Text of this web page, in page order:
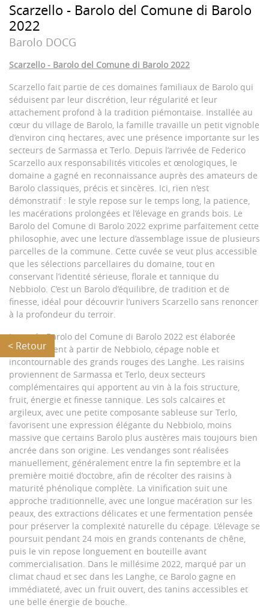
< Retour
Scarzello - Barolo del Comune di Barolo
2022
Barolo DOCG
Scarzello - Barolo del Comune di Barolo 2022
Scarzello fait partie de ces domaines familiaux de Barolo qui
séduisent par leur discrétion, leur régularité et leur
attachement profond à la tradition piémontaise. Installée au
cœur du village de Barolo, la famille travaille un petit vignoble
d’environ cinq hectares, avec une présence importante sur les
secteurs de Sarmassa et Terlo. Depuis l’arrivée de Federico
Scarzello aux responsabilités viticoles et œnologiques, le
domaine a gagné en reconnaissance auprès des amateurs de
Barolo classiques, précis et sincères. Ici, rien n’est
démonstratif : le style repose sur le temps long, la patience,
les macérations prolongées et l’élevage en grands bois. Le
Barolo del Comune di Barolo 2022 exprime parfaitement cette
philosophie, avec une lecture d’assemblage issue de plusieurs
parcelles de la commune. Cette cuvée se veut plus accessible
que les sélections parcellaires du domaine, tout en
conservant l’identité sérieuse, florale et tannique du
Nebbiolo. C’est un Barolo d’équilibre, de tradition et de
finesse, idéal pour découvrir l’univers Scarzello sans renoncer
à la profondeur du terroir.
La cuvée Barolo del Comune di Barolo 2022 est élaborée
exclusivement à partir de Nebbiolo, cépage noble et
incontournable des grands rouges des Langhe. Les raisins
proviennent de Sarmassa et Terlo, deux secteurs
complémentaires qui apportent au vin à la fois structure,
fruit, énergie et finesse tannique. Les sols calcaires et
argileux, avec une petite composante sableuse sur Terlo,
favorisent une expression élégante du Nebbiolo, moins
massive que certains Barolo plus austères mais toujours bien
ancrée dans son origine. Les vendanges sont réalisées
manuellement, généralement entre la fin septembre et la
première moitié d’octobre, afin de récolter des raisins à
maturité phénolique complète. La vinification suit une
approche traditionnelle, avec une longue macération sur les
peaux, des extractions délicates et une fermentation pensée
pour préserver la complexité naturelle du cépage. L’élevage se
poursuit pendant 24 mois en grands contenants de chêne,
puis le vin repose longuement en bouteille avant
commercialisation. Dans le millésime 2022, marqué par un
climat chaud et sec dans les Langhe, ce Barolo gagne en
immédiateté, avec un fruit ouvert, des tanins accessibles et
une belle énergie de bouche.